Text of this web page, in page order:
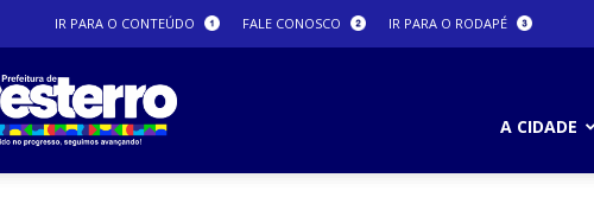
IR PARA O CONTEÚDO FALE CONOSCO IR PARA O RODAPÉ
Prefeitura
A CIDADE